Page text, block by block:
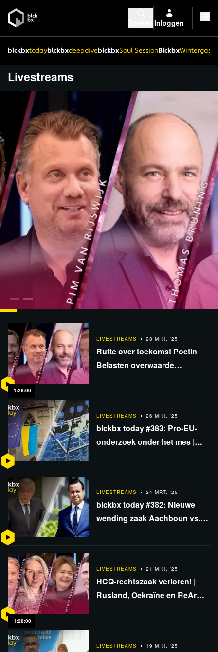
Inloggen
blckbxtodayblckbxdeepdiveblckbxSoul SessionBlckbx
Livestreams
1:28:00 LIVESTREAMS
Rutte over toekomst Poetin | Belasten overwaarde
ontkracht? | RT-zaak verloren | DWIV #43
1:28:00
LIVESTREAMS 28 MRT. '25
Rutte over toekomst Poetin |
Belasten overwaarde
LIVESTREAMS 26 MRT. '25
blckbx today #383: Pro-EU-
onderzoek onder het mes |
LIVESTREAMS 24 MRT. '25
blckbx today #382: Nieuwe
wending zaak Aachboun vs.
1:28:00
LIVESTREAMS 21 MRT. '25
HCQ-rechtszaak verloren! |
Rusland, Oekraïne en ReArm
LIVESTREAMS 19 MRT. '25